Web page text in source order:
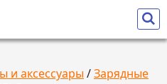
и аксессуары /Зарядные